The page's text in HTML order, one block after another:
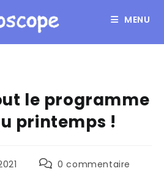
MENU
le programme
printemps !
0 commentaire